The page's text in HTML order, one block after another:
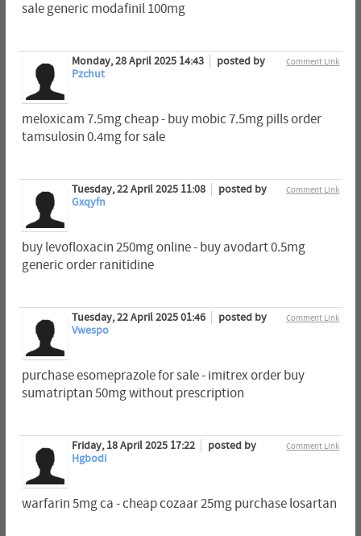
sale generic modafinil 100mg
Comment Link
Monday, 28 April 2025 14:43
posted by
Pzchut
meloxicam 7.5mg cheap - buy mobic 7.5mg pills order
tamsulosin 0.4mg for sale
Comment Link
Tuesday, 22 April 2025 11:08
posted by
Gxqyfn
buy levofloxacin 250mg online - buy avodart 0.5mg
generic order ranitidine
Comment Link
Tuesday, 22 April 2025 01:46
posted by
Vwespo
purchase esomeprazole for sale - imitrex order buy
sumatriptan 50mg without prescription
Comment Link
Friday, 18 April 2025 17:22
posted by
Hgbodi
warfarin 5mg ca - cheap cozaar 25mg purchase losartan